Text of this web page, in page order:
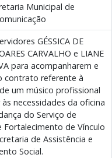
Municipal de
GÉSSICA DE
CARVALHO e LIANE
para acompanharem e
contrato referente à
um músico profissional
necessidades da oficina
do Serviço de
Fortalecimento de Vínculo
de Assistência e
Social.